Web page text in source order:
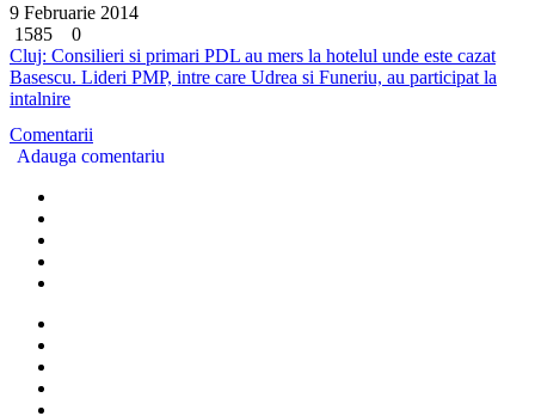
9 Februarie 2014
1585
0
Cluj: Consilieri si primari PDL au mers la hotelul unde este cazat
Basescu. Lideri PMP, intre care Udrea si Funeriu, au participat la
intalnire
Comentarii
Adauga comentariu